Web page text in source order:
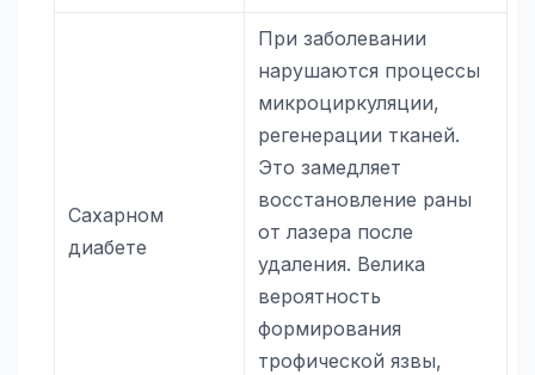
Сахарном
диабете
При заболевании
нарушаются процессы
микроциркуляции,
регенерации тканей.
Это замедляет
восстановление раны
от лазера после
удаления. Велика
вероятность
формирования
трофической язвы,